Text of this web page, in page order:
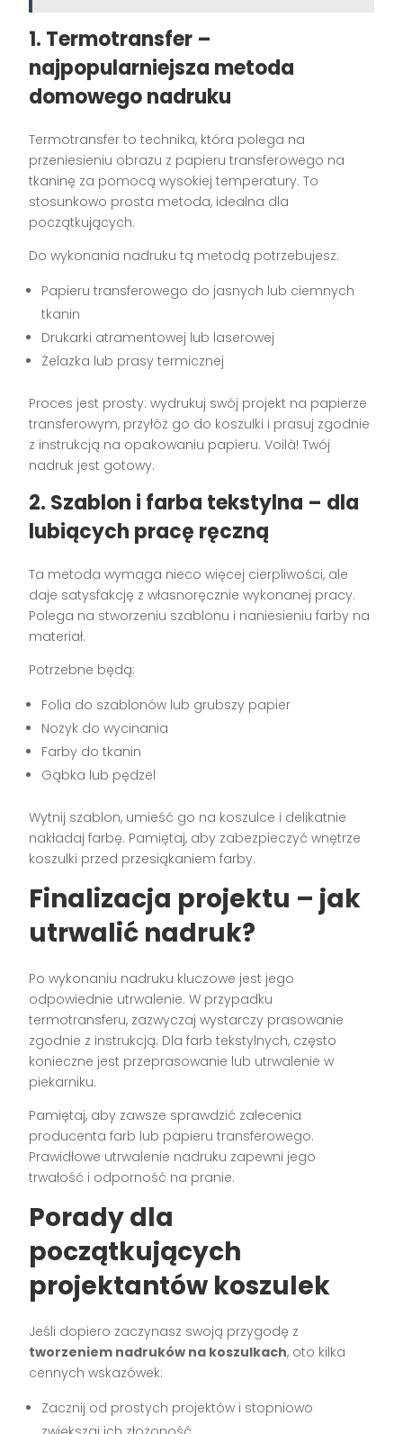
1. Termotransfer –
najpopularniejsza metoda
domowego nadruku
Termotransfer to technika, która polega na
przeniesieniu obrazu z papieru transferowego na
tkaninę za pomocą wysokiej temperatury. To
stosunkowo prosta metoda, idealna dla
początkujących.
Do wykonania nadruku tą metodą potrzebujesz:
Papieru transferowego do jasnych lub ciemnych
tkanin
Drukarki atramentowej lub laserowej
Żelazka lub prasy termicznej
Proces jest prosty: wydrukuj swój projekt na papierze
transferowym, przyłóż go do koszulki i prasuj zgodnie
z instrukcją na opakowaniu papieru. Voilà! Twój
nadruk jest gotowy.
2. Szablon i farba tekstylna – dla
lubiących pracę ręczną
Ta metoda wymaga nieco więcej cierpliwości, ale
daje satysfakcję z własnoręcznie wykonanej pracy.
Polega na stworzeniu szablonu i naniesieniu farby na
materiał.
Potrzebne będą:
Folia do szablonów lub grubszy papier
Nożyk do wycinania
Farby do tkanin
Gąbka lub pędzel
Wytnij szablon, umieść go na koszulce i delikatnie
nakładaj farbę. Pamiętaj, aby zabezpieczyć wnętrze
koszulki przed przesiąkaniem farby.
Finalizacja projektu – jak
utrwalić nadruk?
Po wykonaniu nadruku kluczowe jest jego
odpowiednie utrwalenie. W przypadku
termotransferu, zazwyczaj wystarczy prasowanie
zgodnie z instrukcją. Dla farb tekstylnych, często
konieczne jest przeprasowanie lub utrwalenie w
piekarniku.
Pamiętaj, aby zawsze sprawdzić zalecenia
producenta farb lub papieru transferowego.
Prawidłowe utrwalenie nadruku zapewni jego
trwałość i odporność na pranie.
Porady dla
początkujących
projektantów koszulek
Jeśli dopiero zaczynasz swoją przygodę z
tworzeniem nadruków na koszulkach, oto kilka
cennych wskazówek:
Zacznij od prostych projektów i stopniowo